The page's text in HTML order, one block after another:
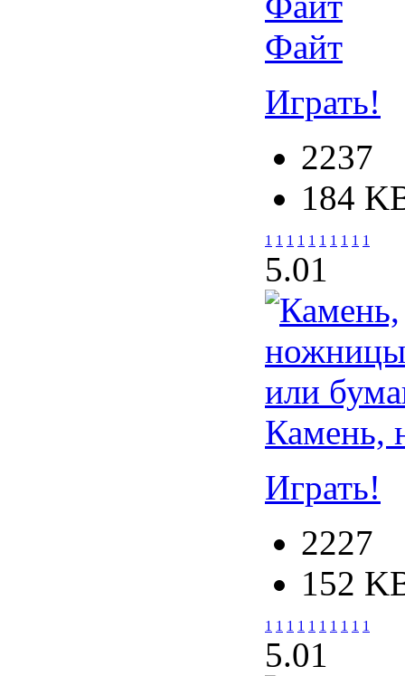
Файт
Играть!
2237
184
1 1 1 1 1 1 1 1 1 1
5.01
Камень,
Играть!
2227
152
1 1 1 1 1 1 1 1 1 1
5.01